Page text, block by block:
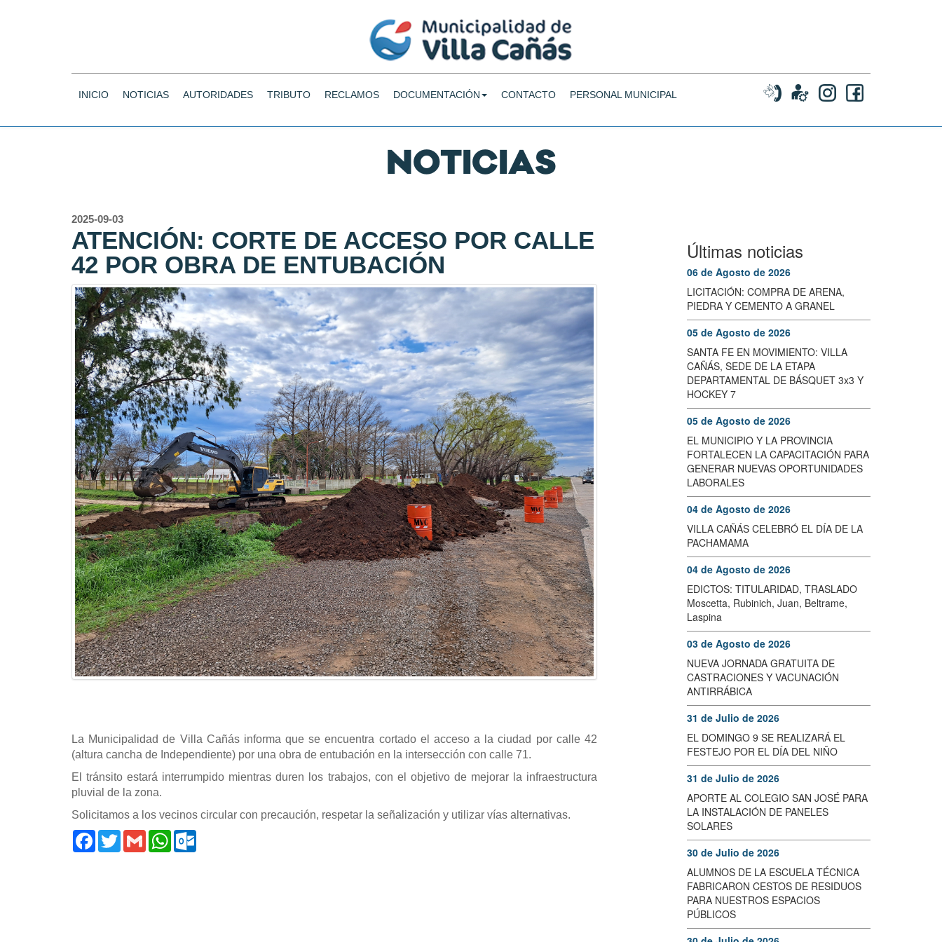
INICIO NOTICIAS AUTORIDADES TRIBUTO RECLAMOS DOCUMENTACIÓN CONTACTO PERSONAL MUNICIPAL
NOTICIAS
2025-09-03
ATENCIÓN: CORTE DE ACCESO POR CALLE
42 POR OBRA DE ENTUBACIÓN
La Municipalidad de Villa Cañás informa que se encuentra cortado el acceso a la ciudad por calle 42
(altura cancha de Independiente) por una obra de entubación en la intersección con calle 71.
El tránsito estará interrumpido mientras duren los trabajos, con el objetivo de mejorar la infraestructura
pluvial de la zona.
Solicitamos a los vecinos circular con precaución, respetar la señalización y utilizar vías alternativas.
Facebook
TwitterGmail WhatsApp
Últimas noticias
06 de Agosto de 2026
LICITACIÓN: COMPRA DE ARENA,
PIEDRA Y CEMENTO A GRANEL
05 de Agosto de 2026
SANTA FE EN MOVIMIENTO: VILLA
CAÑÁS, SEDE DE LA ETAPA
DEPARTAMENTAL DE BÁSQUET 3x3 Y
HOCKEY 7
05 de Agosto de 2026
EL MUNICIPIO Y LA PROVINCIA
FORTALECEN LA CAPACITACIÓN PARA
GENERAR NUEVAS OPORTUNIDADES
LABORALES
04 de Agosto de 2026
VILLA CAÑÁS CELEBRÓ EL DÍA DE LA
PACHAMAMA
04 de Agosto de 2026
EDICTOS: TITULARIDAD, TRASLADO
Moscetta, Rubinich, Juan, Beltrame,
Laspina
03 de Agosto de 2026
NUEVA JORNADA GRATUITA DE
CASTRACIONES Y VACUNACIÓN
ANTIRRÁBICA
31 de Julio de 2026
EL DOMINGO 9 SE REALIZARÁ EL
FESTEJO POR EL DÍA DEL NIÑO
31 de Julio de 2026
APORTE AL COLEGIO SAN JOSÉ PARA
LA INSTALACIÓN DE PANELES
SOLARES
30 de Julio de 2026
ALUMNOS DE LA ESCUELA TÉCNICA
FABRICARON CESTOS DE RESIDUOS
PARA NUESTROS ESPACIOS
PÚBLICOS